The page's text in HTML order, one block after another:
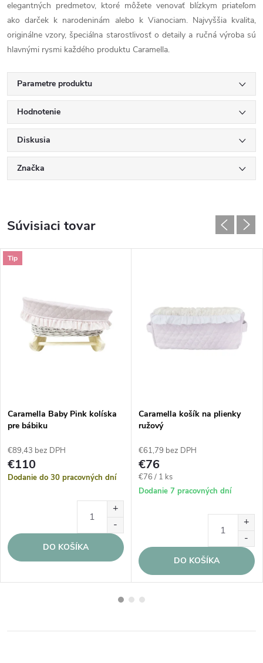
elegantných predmetov, ktoré môžete venovať blízkym priateľom
ako darček k narodeninám alebo k Vianociam. Najvyššia kvalita,
originálne vzory, špeciálna starostlivosť o detaily a ručná výroba sú
hlavnými rysmi každého produktu Caramella.
Parametre produktu
Hodnotenie
Diskusia
Značka
Súvisiaci tovar
Tip
Caramella Baby Pink kolíska
pre bábiku
€89,43 bez DPH
€110
Dodanie do 30 pracovných dní
DO KOŠÍKA
Caramella košík na plienky
ružový
€61,79 bez DPH
€76
Jednotková
cena:
€76 / 1 ks
Dodanie 7 pracovných dní
DO KOŠÍKA